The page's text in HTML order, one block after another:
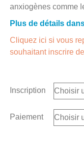
anxiogènes comme
Plus de détails
Cliquez ici si vous
souhaitant inscrire
Inscription
Paiement